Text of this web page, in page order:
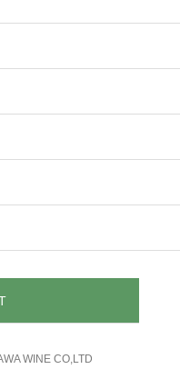
WINE CO,LTD